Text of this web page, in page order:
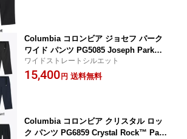
Columbia コロンビア ジョセフ パーク
ワイド パンツ PG5085 Joseph Park™
Wide Pant ワイド ストレート アウトド
ア 正規品取扱店
ワイドストレートシルエット
15,400 円 送料無料
Columbia コロンビア クリスタル ロッ
ク パンツ PG6859 Crystal Rock™ Pant